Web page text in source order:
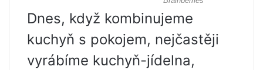
Dnes, když kombinujeme
kuchyň s pokojem, nejčastěji
vyrábíme kuchyň-jídelna,